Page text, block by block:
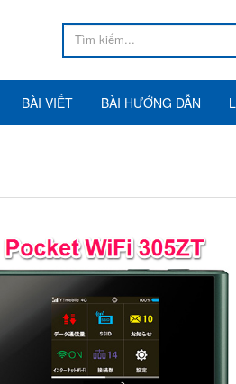
BÀI VIẾT BÀI HƯỚNG DẪN